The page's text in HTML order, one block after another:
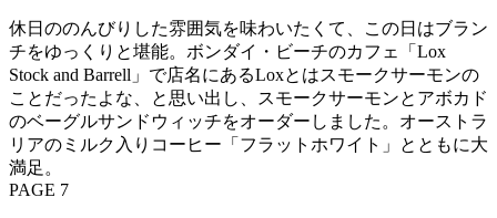
休日ののんびりした雰囲気を味わいたくて、この日はブラン
チをゆっくりと堪能。ボンダイ・ビーチのカフェ「Lox
Stock and Barrell」で店名にあるLoxとはスモークサーモンの
ことだったよな、と思い出し、スモークサーモンとアボカド
のベーグルサンドウィッチをオーダーしました。オーストラ
リアのミルク入りコーヒー「フラットホワイト」とともに大
満足。
PAGE 7